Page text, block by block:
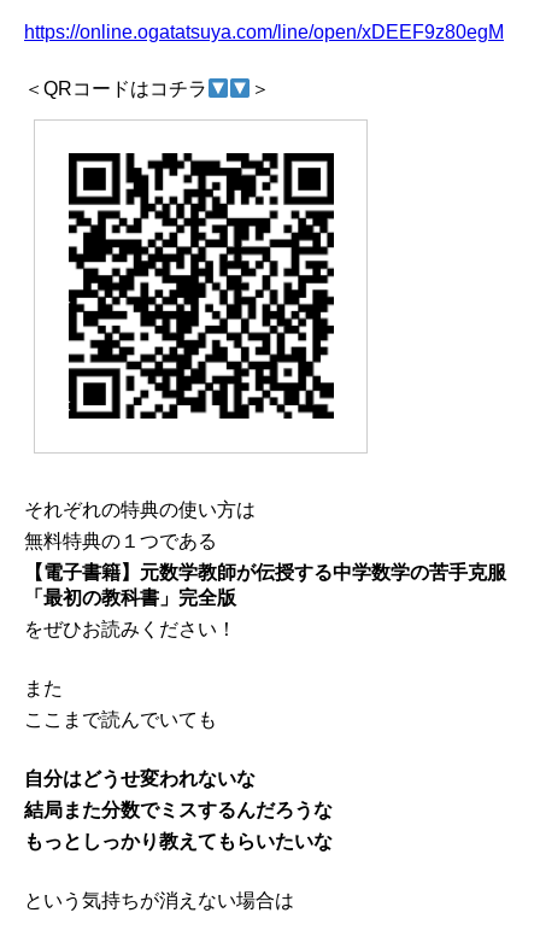
https://online.ogatatsuya.com/line/open/xDEEF9z80egM
＜QRコードはコチラ ＞
それぞれの特典の使い方は
無料特典の１つである
【電子書籍】元数学教師が伝授する中学数学の苦手克服
「最初の教科書」完全版
をぜひお読みください！
また
ここまで読んでいても
自分はどうせ変われないな
結局また分数でミスするんだろうな
もっとしっかり教えてもらいたいな
という気持ちが消えない場合は